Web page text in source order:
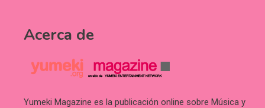
Acerca de
Yumeki Magazine es la publicación online sobre Música y